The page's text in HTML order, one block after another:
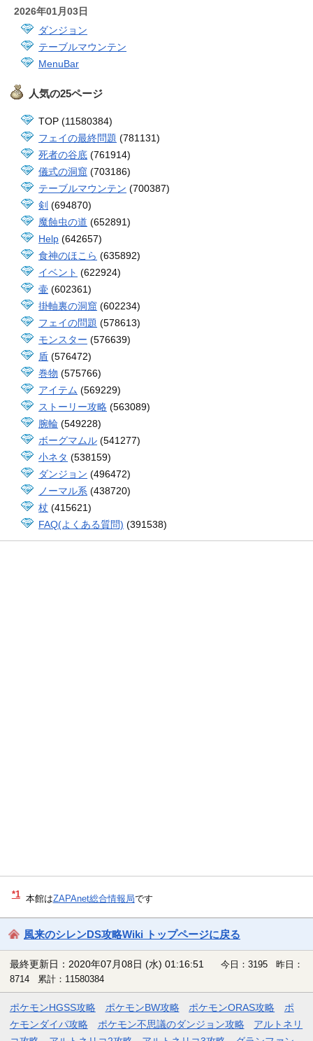
2026年01月03日
ダンジョン
テーブルマウンテン
MenuBar
人気の25ページ
TOP (11580384)
フェイの最終問題 (781131)
死者の谷底 (761914)
儀式の洞窟 (703186)
テーブルマウンテン (700387)
剣 (694870)
魔蝕虫の道 (652891)
Help (642657)
食神のほこら (635892)
イベント (622924)
壷 (602361)
掛軸裏の洞窟 (602234)
フェイの問題 (578613)
モンスター (576639)
盾 (576472)
巻物 (575766)
アイテム (569229)
ストーリー攻略 (563089)
腕輪 (549228)
ボーグマムル (541277)
小ネタ (538159)
ダンジョン (496472)
ノーマル系 (438720)
杖 (415621)
FAQ(よくある質問) (391538)
*1 本館はZAPAnet総合情報局です
風来のシレンDS攻略Wiki トップページに戻る
最終更新日：2020年07月08日 (水) 01:16:51
今日：3195 昨日：
8714 累計：11580384
ポケモンHGSS攻略 ポケモンBW攻略 ポケモンORAS攻略
ポ
ケモンダイパ攻略
ポケモン不思議のダンジョン攻略
アルトネリ